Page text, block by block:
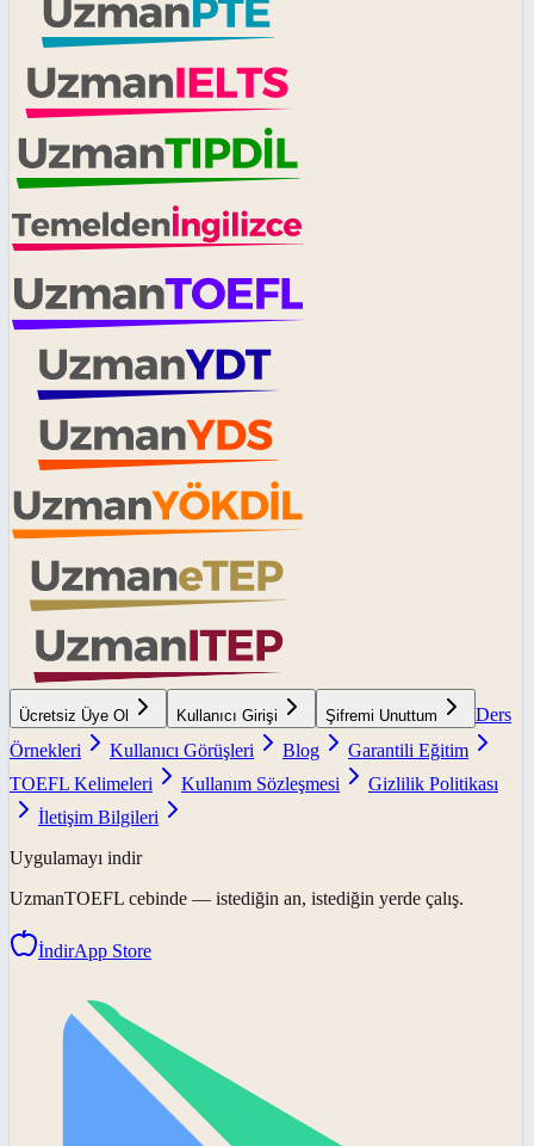
Ücretsiz Üye Ol Kullanıcı Girişi Şifremi Unuttum
Ders
Örnekleri
Kullanıcı Görüşleri Blog
Garantili Eğitim
TOEFL Kelimeleri
Kullanım Sözleşmesi
Gizlilik Politikası
İletişim Bilgileri
Uygulamayı indir
UzmanTOEFL cebinde — istediğin an, istediğin yerde çalış.
İndirApp Store